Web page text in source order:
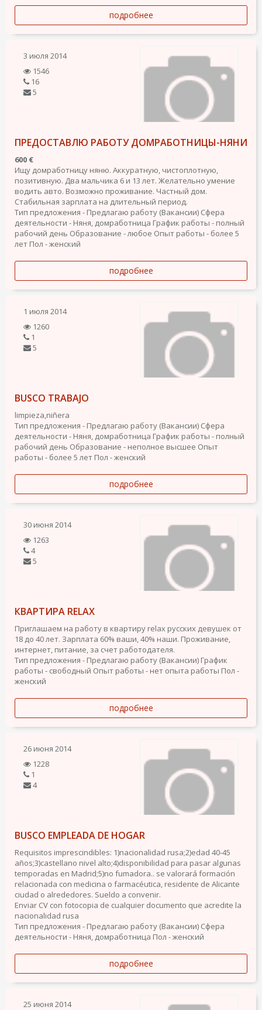
подробнее
3 июля 2014
1546
16
5
ПРЕДОСТАВЛЮ РАБОТУ ДОМРАБОТНИЦЫ-НЯНИ
600 €
Ищу домработницу няню. Аккуратную, чистоплотную,
позитивную. Два мальчика 6 и 13 лет. Желательно умение
водить авто. Возможно проживание. Частный дом.
Стабильная зарплата на длительный период.
Тип предложения - Предлагаю работу (Вакансии) Сфера
деятельности - Няня, домработница График работы - полный
рабочий день Образование - любое Опыт работы - более 5
лет Пол - женский
подробнее
1 июля 2014
1260
1
5
BUSCO TRABAJO
limpieza,niñera
Тип предложения - Предлагаю работу (Вакансии) Сфера
деятельности - Няня, домработница График работы - полный
рабочий день Образование - неполное высшее Опыт
работы - более 5 лет Пол - женский
подробнее
30 июня 2014
1263
4
5
КВАРТИРА RELAX
Приглашаем на работу в квартиру relax русских девушек от
18 до 40 лет. Зарплата 60% ваши, 40% наши. Проживание,
интернет, питание, за счет работодателя.
Тип предложения - Предлагаю работу (Вакансии) График
работы - свободный Опыт работы - нет опыта работы Пол -
женский
подробнее
26 июня 2014
1228
1
4
BUSCO EMPLEADA DE HOGAR
Requisitos imprescindibles: 1)nacionalidad rusa;2)edad 40-45
años;3)castellano nivel alto;4)disponibilidad para pasar algunas
temporadas en Madrid;5)no fumadora.. se valorará formación
relacionada con medicina o farmacéutica, residente de Alicante
ciudad o alrededores. Sueldo a convenir.
Enviar CV con fotocopia de cualquier documento que acredite la
nacionalidad rusa
Тип предложения - Предлагаю работу (Вакансии) Сфера
деятельности - Няня, домработница Пол - женский
подробнее
25 июня 2014